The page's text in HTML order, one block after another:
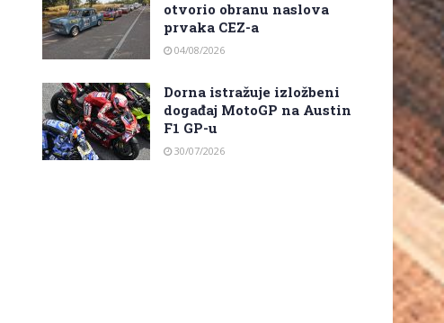
otvorio obranu naslova
prvaka CEZ-a
04/08/2026
Dorna istražuje izložbeni
događaj MotoGP na Austin
F1 GP-u
30/07/2026